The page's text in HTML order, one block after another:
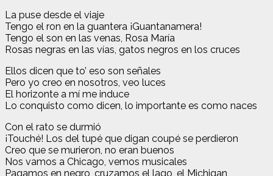
La puse desde el viaje
Tengo el ron en la guantera ¡Guantanamera!
Tengo el son en las venas, Rosa María
Rosas negras en las vías, gatos negros en los cruces
Ellos dicen que to’ eso son señales
Pero yo creo en nosotros, veo luces
El horizonte a mí me induce
Lo conquisto como dicen, lo importante es como naces
Con el rato se durmió
¡Touché! Los del tupé que digan coupé se perdieron
Creo que se murieron, no eran buenos
Nos vamos a Chicago, vemos musicales
Pagamos en negro, cruzamos el lago, el Michigan